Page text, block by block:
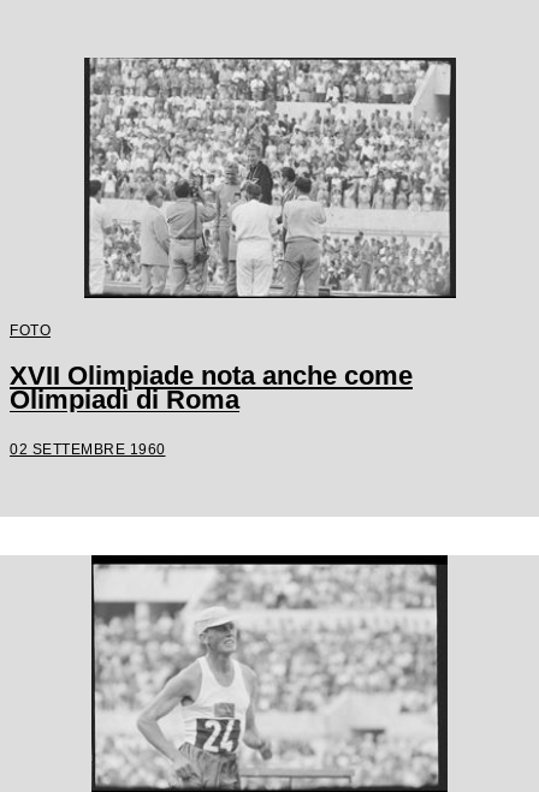
FOTO
XVII Olimpiade nota anche come
Olimpiadi di Roma
02 SETTEMBRE 1960